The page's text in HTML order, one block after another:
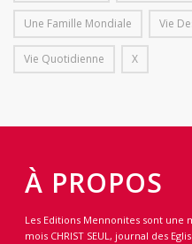
Une Famille Mondiale Vie
Vie Quotidienne X
À PROPOS
Les Editions Mennonites sont
mois CHRIST SEUL, journal des